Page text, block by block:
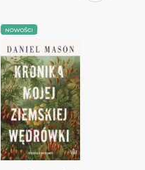
NOWOŚCI